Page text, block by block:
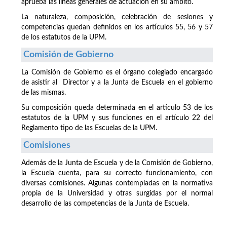
aprueba las líneas generales de actuación en su ámbito.
La naturaleza, composición, celebración de sesiones y
competencias quedan definidos en los artículos 55, 56 y 57
de los estatutos de la UPM.
Comisión de Gobierno
La Comisión de Gobierno es el órgano colegiado encargado
de asistir al Director y a la Junta de Escuela en el gobierno
de las mismas.
Su composición queda determinada en el artículo 53 de los
estatutos de la UPM y sus funciones en el artículo 22 del
Reglamento tipo de las Escuelas de la UPM.
Comisiones
Además de la Junta de Escuela y de la Comisión de Gobierno,
la Escuela cuenta, para su correcto funcionamiento, con
diversas comisiones. Algunas contempladas en la normativa
propia de la Universidad y otras surgidas por el normal
desarrollo de las competencias de la Junta de Escuela.